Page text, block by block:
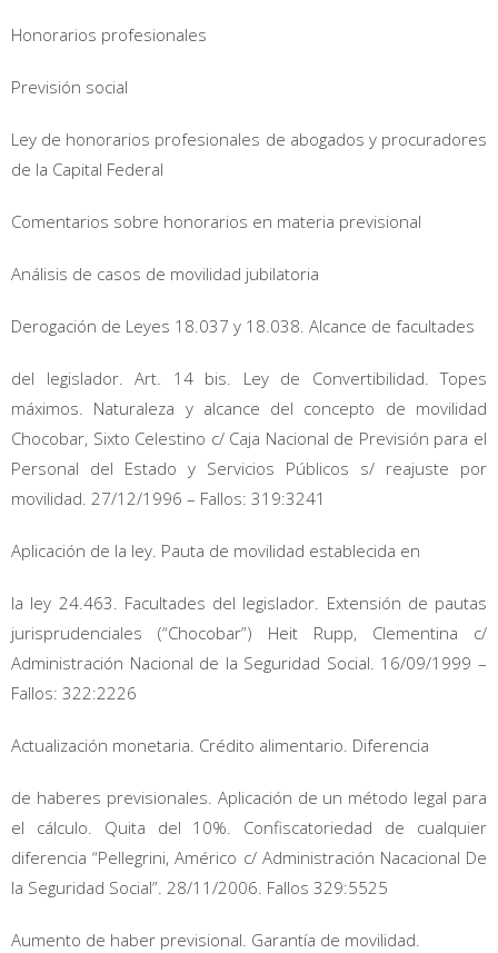
Honorarios profesionales
Previsión social
Ley de honorarios profesionales de abogados y procuradores
de la Capital Federal
Comentarios sobre honorarios en materia previsional
Análisis de casos de movilidad jubilatoria
Derogación de Leyes 18.037 y 18.038. Alcance de facultades
del legislador. Art. 14 bis. Ley de Convertibilidad. Topes
máximos. Naturaleza y alcance del concepto de movilidad
Chocobar, Sixto Celestino c/ Caja Nacional de Previsión para el
Personal del Estado y Servicios Públicos s/ reajuste por
movilidad. 27/12/1996 – Fallos: 319:3241
Aplicación de la ley. Pauta de movilidad establecida en
la ley 24.463. Facultades del legislador. Extensión de pautas
jurisprudenciales (“Chocobar”) Heit Rupp, Clementina c/
Administración Nacional de la Seguridad Social. 16/09/1999 –
Fallos: 322:2226
Actualización monetaria. Crédito alimentario. Diferencia
de haberes previsionales. Aplicación de un método legal para
el cálculo. Quita del 10%. Confiscatoriedad de cualquier
diferencia “Pellegrini, Américo c/ Administración Nacacional De
la Seguridad Social”. 28/11/2006. Fallos 329:5525
Aumento de haber previsional. Garantía de movilidad.